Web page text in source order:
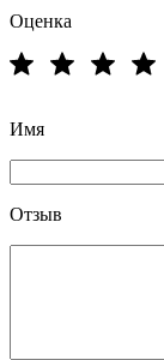
Оценка
Имя
Отзыв